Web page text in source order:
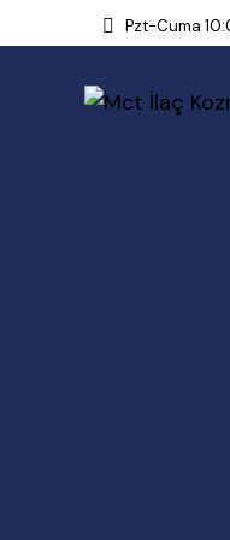
Pzt-Cuma